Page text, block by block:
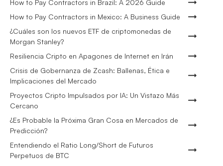
How to Pay Contractors in Brazil: A 2026 Guide
How to Pay Contractors in Mexico: A Business Guide
¿Cuáles son los nuevos ETF de criptomonedas de
Morgan Stanley?
Resiliencia Cripto en Apagones de Internet en Irán
Crisis de Gobernanza de Zcash: Ballenas, Ética e
Implicaciones del Mercado
Proyectos Cripto Impulsados por IA: Un Vistazo Más
Cercano
¿Es Probable la Próxima Gran Cosa en Mercados de
Predicción?
Entendiendo el Ratio Long/Short de Futuros
Perpetuos de BTC